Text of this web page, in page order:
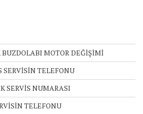
MOTOR DEĞİŞİMİ
SERVİSİN TELEFONU
SERVİS NUMARASI
TELEFONU